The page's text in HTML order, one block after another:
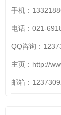
手机：
电话：021-
QQ咨询：
主页：http://
邮箱：